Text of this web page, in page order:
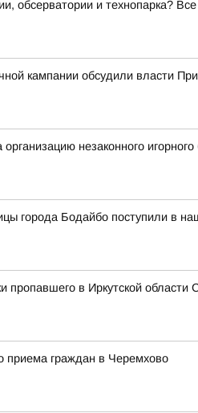
обсерватории и технопарка?
кампании обсудили власти
незаконного игорного
города Бодайбо поступили в
в Иркутской области
приема граждан в Черемхово